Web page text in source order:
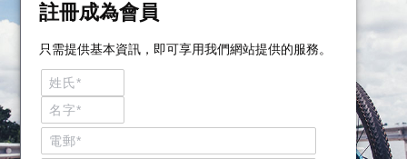
註冊成為會員
只需提供基本資訊，即可享用我們網站提供的服務。